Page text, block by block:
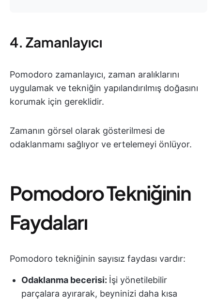
4. Zamanlayıcı
Pomodoro zamanlayıcı, zaman aralıklarını
uygulamak ve tekniğin yapılandırılmış doğasını
korumak için gereklidir.
Zamanın görsel olarak gösterilmesi de
odaklanmamı sağlıyor ve ertelemeyi önlüyor.
Pomodoro Tekniğinin
Faydaları
Pomodoro tekniğinin sayısız faydası vardır:
Odaklanma becerisi: İşi yönetilebilir
parçalara ayırarak, beyninizi daha kısa